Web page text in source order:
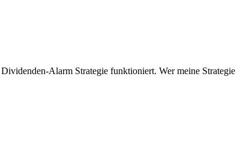
Alarm Strategie funktioniert. Wer meine Strategie